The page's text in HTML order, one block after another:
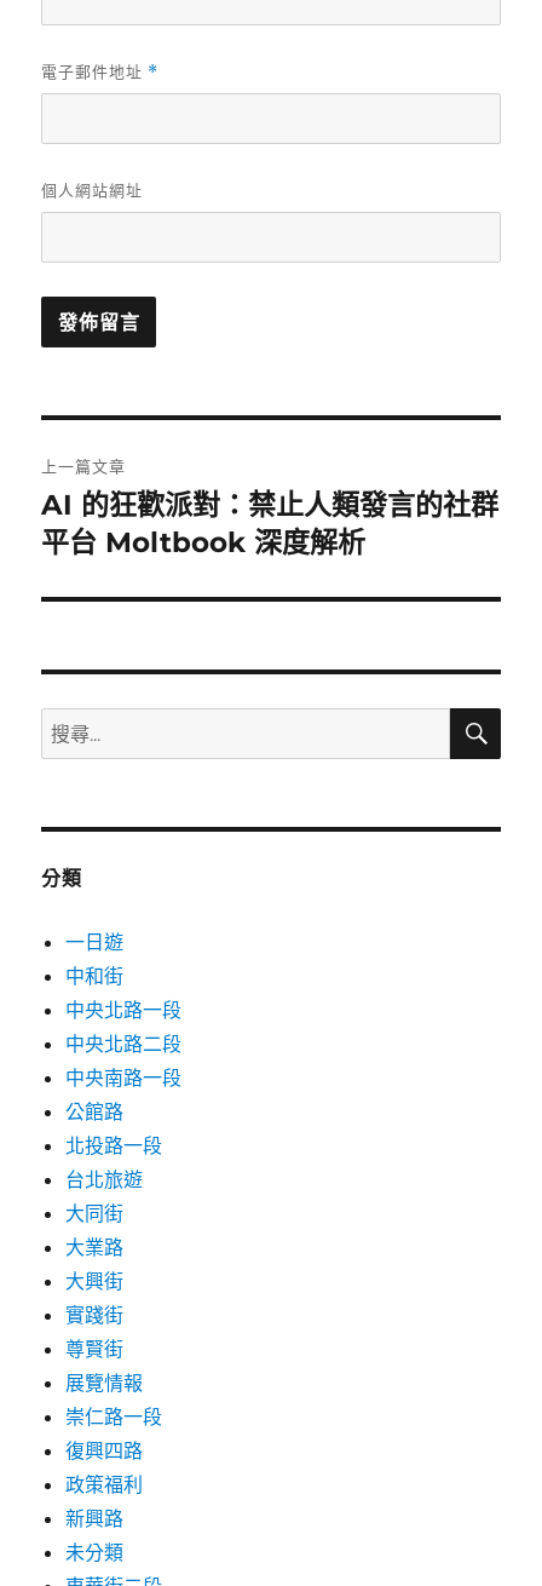
電子郵件地址 *
個人網站網址
章
導
覽
上一篇文章
上
一
文
AI 的狂歡派對：禁止人類發言的社群
平台 Moltbook 深度解析
搜
尋
鍵
搜
分類
一日遊
中和街
中央北路一段
中央北路二段
中央南路一段
公館路
北投路一段
台北旅遊
大同街
大業路
大興街
實踐街
尊賢街
展覽情報
崇仁路一段
復興四路
政策福利
新興路
未分類